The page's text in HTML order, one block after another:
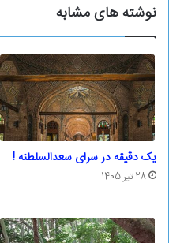
نوشته های مشابه
یک دقیقه در سرای سعدالسلطنه !
28 تیر 1405